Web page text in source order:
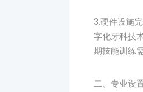
3.硬件设施
字化牙科技
期技能训练
二、专业设